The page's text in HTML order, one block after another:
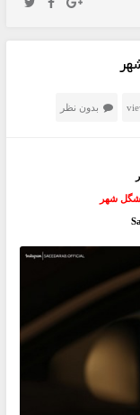
بدون نظر
شهر